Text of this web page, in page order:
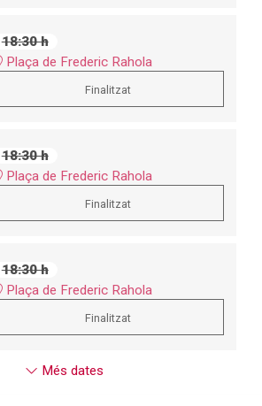
18:30 h
Plaça de Frederic Rahola
Finalitzat
18:30 h
Plaça de Frederic Rahola
Finalitzat
18:30 h
Plaça de Frederic Rahola
Finalitzat
Més dates